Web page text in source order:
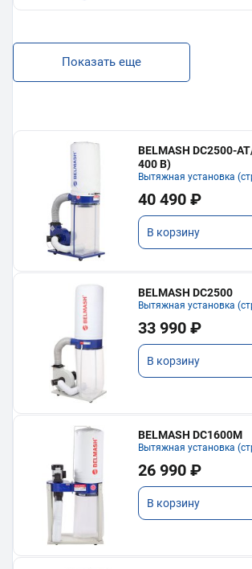
Показать еще
BELMASH DC2500-
400 В)
Вытяжная установка
40 490 ₽
В корзину
BELMASH DC2500
Вытяжная установка
33 990 ₽
В корзину
BELMASH DC1600M
Вытяжная установка
26 990 ₽
В корзину